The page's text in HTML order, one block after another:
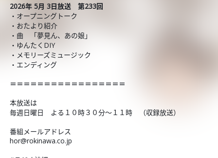
2026年 5月 3日放送 第233回
・オープニングトーク
・おたより紹介
・曲 「夢見ん、あの娘」
・ゆんたくDIY
・メモリーズミュージック
・エンディング
＝＝＝＝＝＝＝＝＝＝＝＝＝＝＝＝＝
本放送は
毎週日曜日 よる１０時３０分～１１時 （収録放送）
番組メールアドレス
hor@rokinawa.co.jp